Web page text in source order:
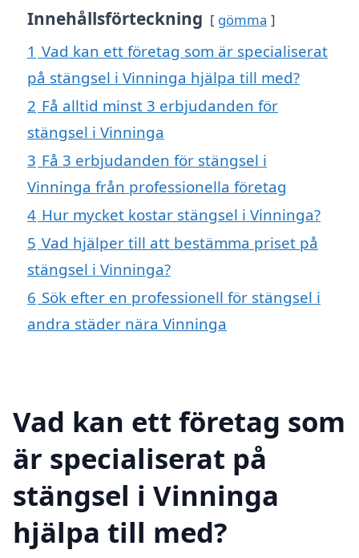
Innehållsförteckning gömma
1 Vad kan ett företag som är specialiserat
på stängsel i Vinninga hjälpa till med?
2 Få alltid minst 3 erbjudanden för
stängsel i Vinninga
3 Få 3 erbjudanden för stängsel i
Vinninga från professionella företag
4 Hur mycket kostar stängsel i Vinninga?
5 Vad hjälper till att bestämma priset på
stängsel i Vinninga?
6 Sök efter en professionell för stängsel i
andra städer nära Vinninga
Vad kan ett företag som
är specialiserat på
stängsel i Vinninga
hjälpa till med?